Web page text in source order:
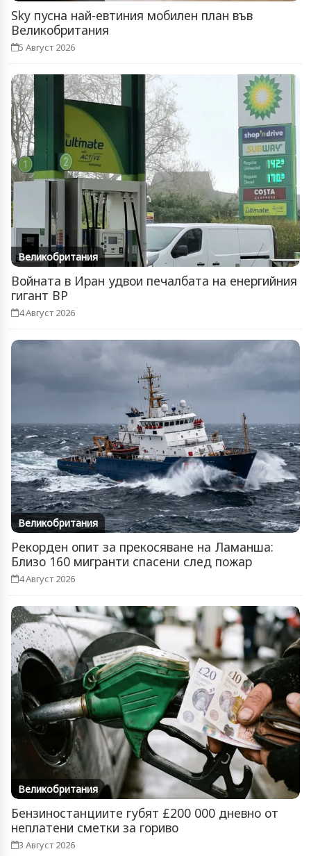
Sky пусна най-евтиния мобилен план във
Великобритания
5 Август 2026
Великобритания
Войната в Иран удвои печалбата на енергийния
гигант BP
4 Август 2026
Великобритания
Рекорден опит за прекосяване на Ламанша:
Близо 160 мигранти спасени след пожар
4 Август 2026
Великобритания
Бензиностанциите губят £200 000 дневно от
неплатени сметки за гориво
3 Август 2026